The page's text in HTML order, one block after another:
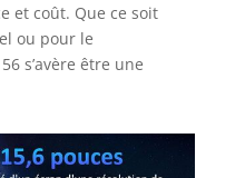
et coût. Que ce soit
ou pour le
s’avère être une